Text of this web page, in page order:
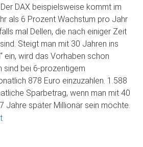
DAX beispielsweise kommt im
als 6 Prozent Wachstum pro Jahr
mal Dellen, die nach einiger Zeit
Steigt man mit 30 Jahren ins
ein, wird das Vorhaben schon
sind bei 6-prozentigem
878 Euro einzuzahlen. 1.588
Sparbetrag, wenn man mit 40
Jahre später Millionär sein möchte.